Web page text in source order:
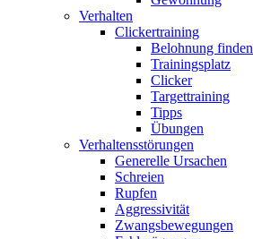
Verhalten
Clickertraining
Belohnung finden
Trainingsplatz
Clicker
Targettraining
Tipps
Übungen
Verhaltensstörungen
Generelle Ursachen
Schreien
Rupfen
Aggressivität
Zwangsbewegungen